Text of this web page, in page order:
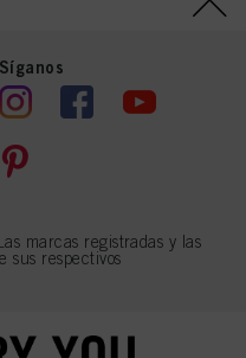
PG-
Chloride
Propylene
Acetate,
Acid, Linalool,
Benzoate,
Oleifera Seed
Chlorphenesin,
CI 77891
Síganos
marcas registradas y las
sus respectivos